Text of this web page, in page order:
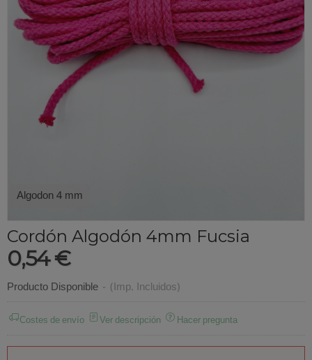
Algodon 4 mm
Cordón Algodón 4mm Fucsia
0,54 €
Producto Disponible - (Imp. Incluidos)
Costes de envío Ver descripción Hacer pregunta